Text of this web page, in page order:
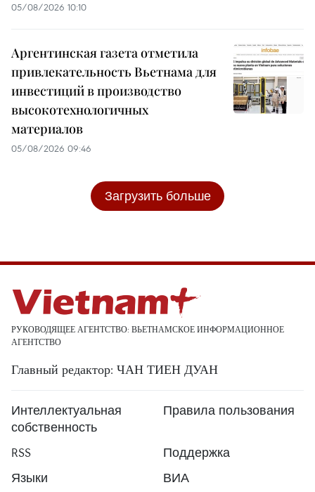
05/08/2026 10:10
Аргентинская газета отметила
привлекательность Вьетнама для
инвестиций в производство
высокотехнологичных
материалов
05/08/2026 09:46
Загрузить больше
РУКОВОДЯЩЕЕ АГЕНТСТВО: ВЬЕТНАМСКОЕ ИНФОРМАЦИОННОЕ
АГЕНТСТВО
Главный редактор: ЧАН ТИЕН ДУАН
Интеллектуальная
собственность
Правила пользования
RSS
Поддержка
Языки
ВИА